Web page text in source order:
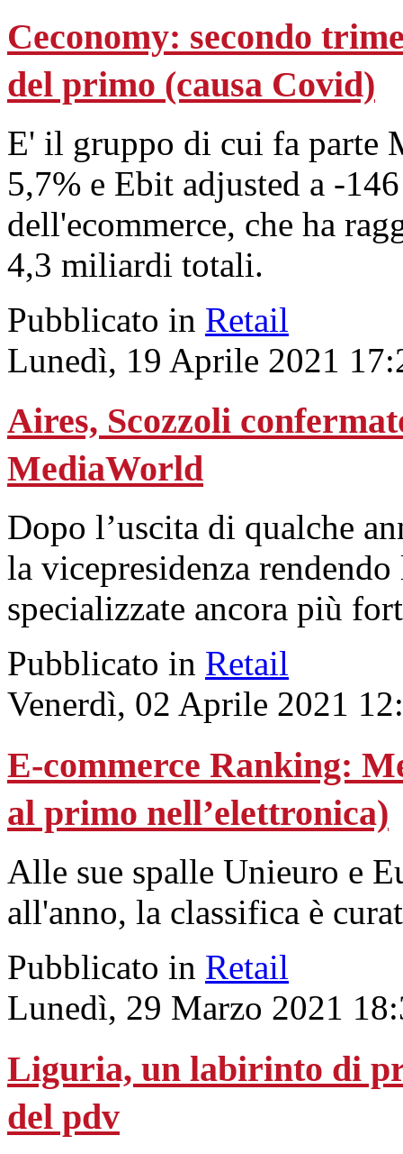
Ceconomy: secondo
del primo (causa Covid)
E' il gruppo di cui fa parte
5,7% e Ebit adjusted a -
dell'ecommerce, che ha
4,3 miliardi totali.
Pubblicato in Retail
Lunedì, 19 Aprile 2021
Aires, Scozzoli
MediaWorld
Dopo l’uscita di qualche
la vicepresidenza
specializzate ancora più
Pubblicato in Retail
Venerdì, 02 Aprile 2021
E-commerce Ranking:
al primo nell’elettronica)
Alle sue spalle Unieuro e
all'anno, la classifica è
Pubblicato in Retail
Lunedì, 29 Marzo 2021
Liguria, un labirinto di
del pdv